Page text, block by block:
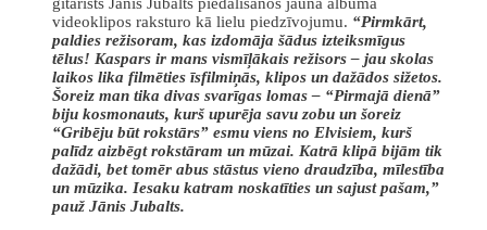
videoklipos raksturo kā lielu piedzīvojumu. “Pirmkārt,
paldies režisoram, kas izdomāja šādus izteiksmīgus
tēlus! Kaspars ir mans vismīļākais režisors – jau skolas
laikos lika filmēties īsfilmiņās, klipos un dažādos sižetos.
Šoreiz man tika divas svarīgas lomas – “Pirmajā dienā”
biju kosmonauts, kurš upurēja savu zobu un šoreiz
“Gribēju būt rokstārs” esmu viens no Elvisiem, kurš
palīdz aizbēgt rokstāram un mūzai. Katrā klipā bijām tik
dažādi, bet tomēr abus stāstus vieno draudzība, mīlestība
un mūzika. Iesaku katram noskatīties un sajust pašam,”
pauž Jānis Jubalts.